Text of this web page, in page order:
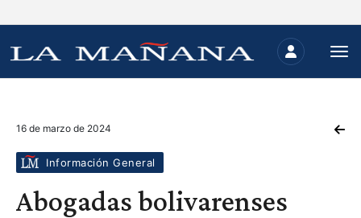
16 de marzo de 2024
Información General
Abogadas bolivarenses